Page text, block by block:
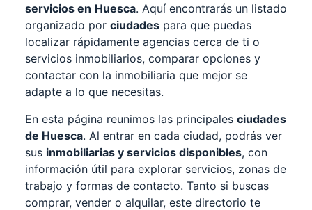
servicios en Huesca. Aquí encontrarás un listado
organizado por ciudades para que puedas
localizar rápidamente agencias cerca de ti o
servicios inmobiliarios, comparar opciones y
contactar con la inmobiliaria que mejor se
adapte a lo que necesitas.
En esta página reunimos las principales ciudades
de Huesca. Al entrar en cada ciudad, podrás ver
sus inmobiliarias y servicios disponibles, con
información útil para explorar servicios, zonas de
trabajo y formas de contacto. Tanto si buscas
comprar, vender o alquilar, este directorio te